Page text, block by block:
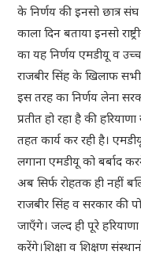
के निर्णय की इनसो छात्र
काला दिन बताया इनसो
का यह निर्णय एमडीयू व
राजबीर सिंह के खिलाफ
इस तरह का निर्णय लेना
प्रतीत हो रहा है की
तहत कार्य कर रही है।
लगाना एमडीयू को बर्बाद
अब सिर्फ रोहतक ही नहीं
राजबीर सिंह व सरकार की
जाएँगे। जल्द ही पूरे
करेंगे।शिक्षा व शिक्षण